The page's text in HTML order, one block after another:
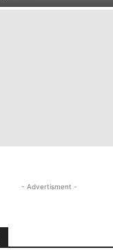
- Advertisment -